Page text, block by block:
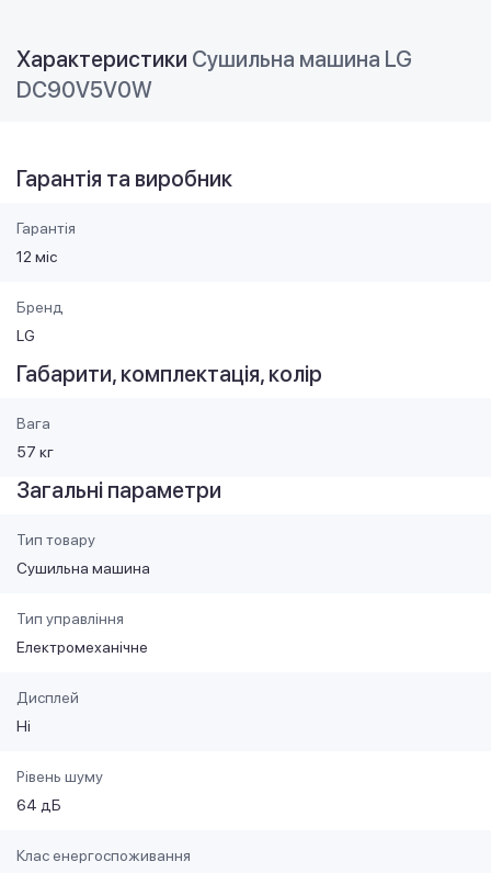
Характеристики Сушильна машина LG
DC90V5V0W
Гарантія та виробник
Гарантія
12 міс
Бренд
LG
Габарити, комплектація, колір
Вага
57 кг
Загальні параметри
Тип товару
Cушильна машина
Тип управління
Електромеханічне
Дисплей
Ні
Рівень шуму
64 дБ
Клас енергоспоживання